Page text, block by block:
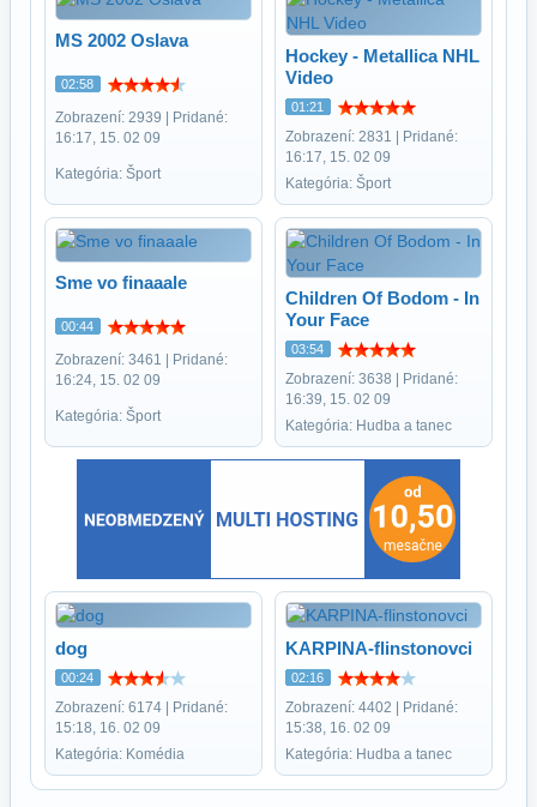
MS 2002 Oslava
02:58
Zobrazení: 2939 | Pridané:
16:17, 15. 02 09
Kategória: Šport
Hockey - Metallica NHL
Video
01:21
Zobrazení: 2831 | Pridané:
16:17, 15. 02 09
Kategória: Šport
Sme vo finaaale
00:44
Zobrazení: 3461 | Pridané:
16:24, 15. 02 09
Kategória: Šport
Children Of Bodom - In
Your Face
03:54
Zobrazení: 3638 | Pridané:
16:39, 15. 02 09
Kategória: Hudba a tanec
dog
00:24
Zobrazení: 6174 | Pridané:
15:18, 16. 02 09
Kategória: Komédia
KARPINA-flinstonovci
02:16
Zobrazení: 4402 | Pridané:
15:38, 16. 02 09
Kategória: Hudba a tanec